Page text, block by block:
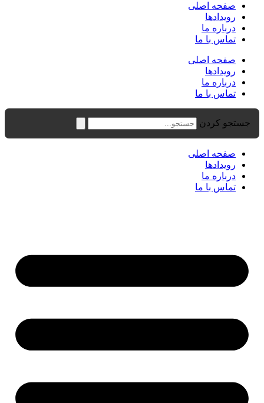
صفحه اصلی
رویدادها
درباره ما
تماس با ما
صفحه اصلی
رویدادها
درباره ما
تماس با ما
جستجو کردن
صفحه اصلی
رویدادها
درباره ما
تماس با ما